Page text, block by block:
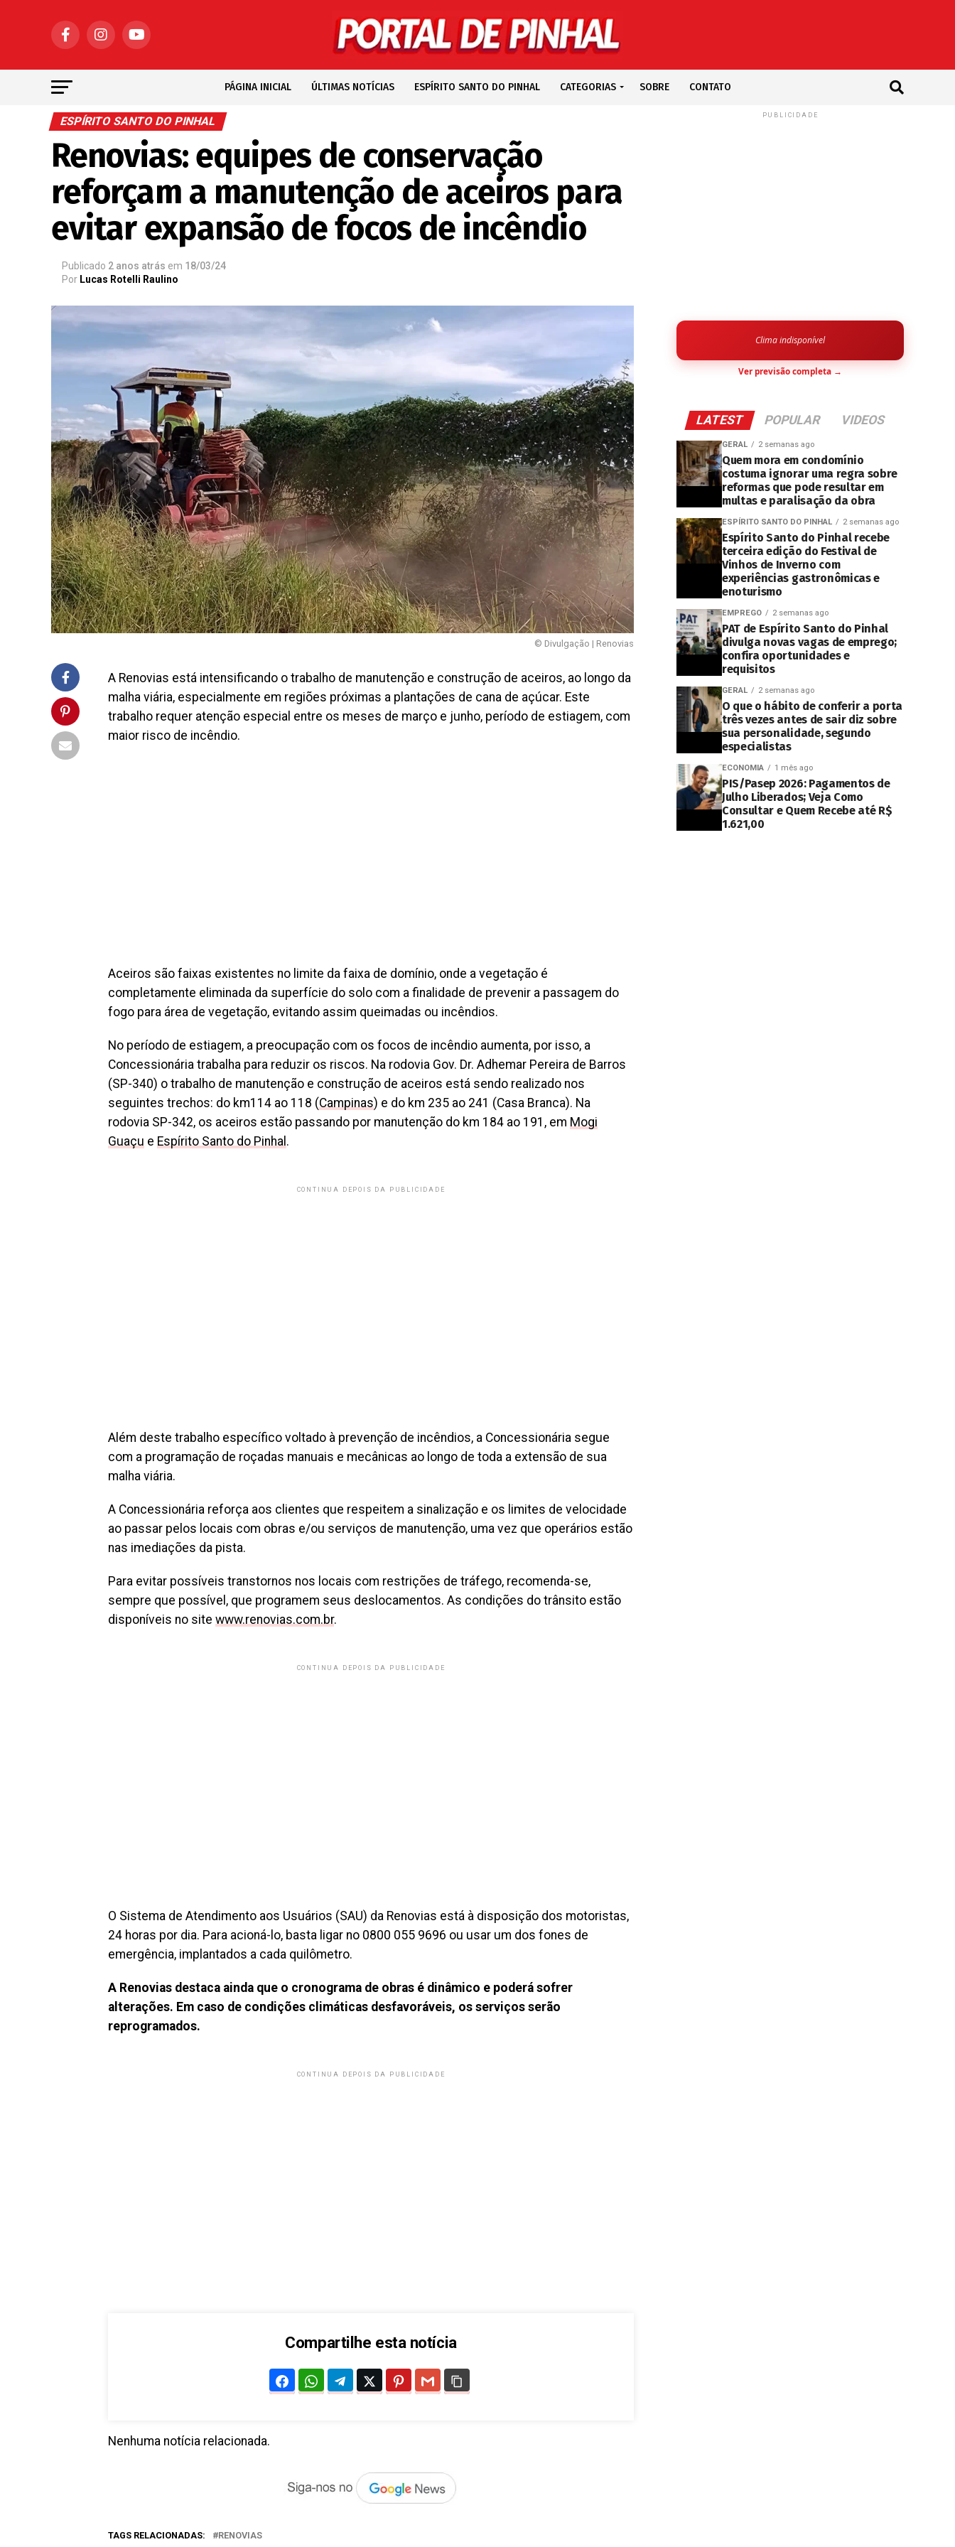
PÁGINA INICIAL ÚLTIMAS NOTÍCIAS ESPÍRITO SANTO DO PINHAL CATEGORIAS SOBRE CONTATO
ESPÍRITO SANTO DO PINHAL
Renovias: equipes de conservação
reforçam a manutenção de aceiros para
evitar expansão de focos de incêndio
Publicado 2 anos atrás em 18/03/24
Por Lucas Rotelli Raulino
© Divulgação | Renovias
A Renovias está intensificando o trabalho de manutenção e construção de aceiros, ao longo da
malha viária, especialmente em regiões próximas a plantações de cana de açúcar. Este
trabalho requer atenção especial entre os meses de março e junho, período de estiagem, com
maior risco de incêndio.
Aceiros são faixas existentes no limite da faixa de domínio, onde a vegetação é
completamente eliminada da superfície do solo com a finalidade de prevenir a passagem do
fogo para área de vegetação, evitando assim queimadas ou incêndios.
No período de estiagem, a preocupação com os focos de incêndio aumenta, por isso, a
Concessionária trabalha para reduzir os riscos. Na rodovia Gov. Dr. Adhemar Pereira de Barros
(SP-340) o trabalho de manutenção e construção de aceiros está sendo realizado nos
seguintes trechos: do km114 ao 118 (Campinas) e do km 235 ao 241 (Casa Branca). Na
rodovia SP-342, os aceiros estão passando por manutenção do km 184 ao 191, em Mogi
Guaçu e Espírito Santo do Pinhal .
CONTINUA DEPOIS DA PUBLICIDADE
Além deste trabalho específico voltado à prevenção de incêndios, a Concessionária segue
com a programação de roçadas manuais e mecânicas ao longo de toda a extensão de sua
malha viária.
A Concessionária reforça aos clientes que respeitem a sinalização e os limites de velocidade
ao passar pelos locais com obras e/ou serviços de manutenção, uma vez que operários estão
nas imediações da pista.
Para evitar possíveis transtornos nos locais com restrições de tráfego, recomenda-se,
sempre que possível, que programem seus deslocamentos. As condições do trânsito estão
disponíveis no site www.renovias.com.br.
CONTINUA DEPOIS DA PUBLICIDADE
O Sistema de Atendimento aos Usuários (SAU) da Renovias está à disposição dos motoristas,
24 horas por dia. Para acioná-lo, basta ligar no 0800 055 9696 ou usar um dos fones de
emergência, implantados a cada quilômetro.
A Renovias destaca ainda que o cronograma de obras é dinâmico e poderá sofrer
alterações. Em caso de condições climáticas desfavoráveis, os serviços serão
reprogramados.
CONTINUA DEPOIS DA PUBLICIDADE
Compartilhe esta notícia
Nenhuma notícia relacionada.
TAGS RELACIONADAS: RENOVIAS
PUBLICIDADE
Clima indisponível
Ver previsão completa →
LATEST POPULAR VIDEOS
GERAL 2 semanas ago
Quem mora em condomínio
costuma ignorar uma regra sobre
reformas que pode resultar em
multas e paralisação da obra
ESPÍRITO SANTO DO PINHAL 2 semanas ago
Espírito Santo do Pinhal recebe
terceira edição do Festival de
Vinhos de Inverno com
experiências gastronômicas e
enoturismo
EMPREGO 2 semanas ago
PAT de Espírito Santo do Pinhal
divulga novas vagas de emprego;
confira oportunidades e
requisitos
GERAL 2 semanas ago
O que o hábito de conferir a porta
três vezes antes de sair diz sobre
sua personalidade, segundo
especialistas
ECONOMIA 1 mês ago
PIS/Pasep 2026: Pagamentos de
Julho Liberados; Veja Como
Consultar e Quem Recebe até R$
1.621,00